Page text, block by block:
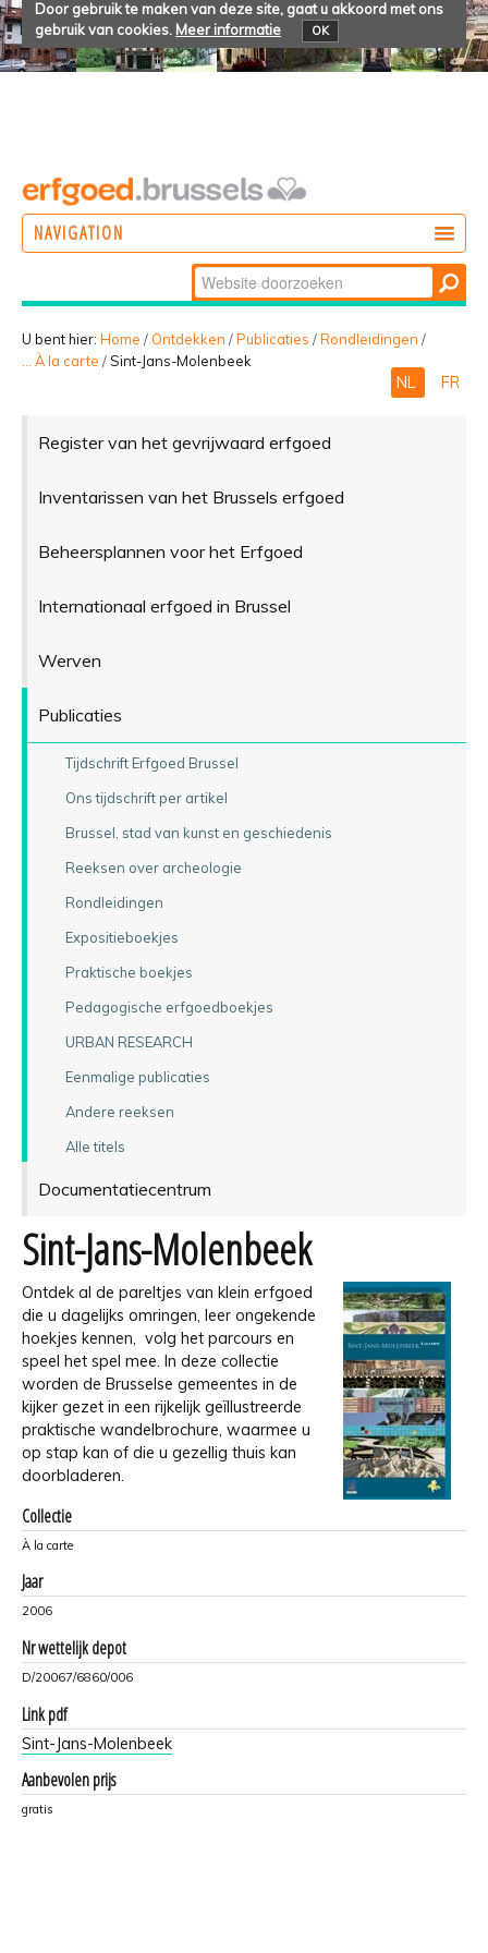
Door gebruik te maken van deze site, gaat u akkoord met ons
gebruik van cookies. Meer informatie OK
NAVIGATION
BELEVEN
Zoek
Geavanceerd
zoeken...
U bent hier: Home / Ontdekken /Publicaties /Rondleidingen /
... À la carte /Sint-Jans-Molenbeek
NL FR
Register van het gevrijwaard erfgoed
Inventarissen van het Brussels erfgoed
Beheersplannen voor het Erfgoed
Internationaal erfgoed in Brussel
Werven
Publicaties
Tijdschrift Erfgoed Brussel
Ons tijdschrift per artikel
Brussel, stad van kunst en geschiedenis
Reeksen over archeologie
Rondleidingen
Expositieboekjes
Praktische boekjes
Pedagogische erfgoedboekjes
URBAN RESEARCH
Eenmalige publicaties
Andere reeksen
Alle titels
Documentatiecentrum
Sint-Jans-Molenbeek
Ontdek al de pareltjes van klein erfgoed
die u dagelijks omringen, leer ongekende
hoekjes kennen, volg het parcours en
speel het spel mee. In deze collectie
worden de Brusselse gemeentes in de
kijker gezet in een rijkelijk geïllustreerde
praktische wandelbrochure, waarmee u
op stap kan of die u gezellig thuis kan
doorbladeren.
Collectie
À la carte
Jaar
2006
Nr wettelijk depot
D/20067/6860/006
Link pdf
Sint-Jans-Molenbeek
Aanbevolen prijs
gratis